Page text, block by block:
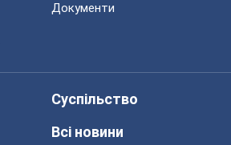
Документи
Суспільство
Всі новини